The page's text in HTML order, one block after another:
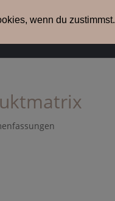
wenn du zustimmst.